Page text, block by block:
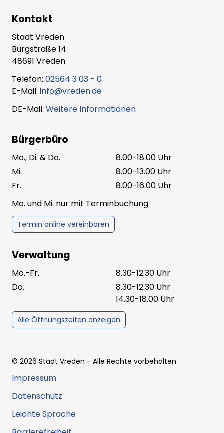
Kontakt
Stadt Vreden
Burgstraße 14
48691 Vreden
Telefon: 02564 3 03 - 0
E-Mail: info@vreden.de
DE-Mail: Weitere Informationen
Bürgerbüro
Mo., Di. & Do.
8.00-18.00 Uhr
Mi.
8.00-13.00 Uhr
Fr.
8.00-16.00 Uhr
Mo. und Mi. nur mit Terminbuchung
Termin online vereinbaren
Verwaltung
Mo.-Fr.
8.30-12.30 Uhr
Do.
8.30-12.30 Uhr
14.30-18.00 Uhr
Alle Öffnungszeiten anzeigen
© 2026 Stadt Vreden - Alle Rechte vorbehalten
Impressum
Datenschutz
Leichte Sprache